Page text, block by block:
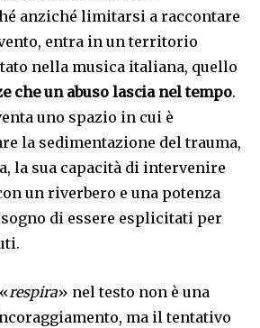
anziché limitarsi a raccontare
entra in un territorio
nella musica italiana, quello
che un abuso lascia nel tempo.
uno spazio in cui è
la sedimentazione del trauma,
la sua capacità di intervenire
un riverbero e una potenza
di essere esplicitati per
respira» nel testo non è una
ma il tentativo